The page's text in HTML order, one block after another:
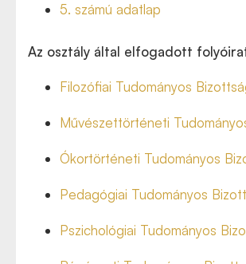
5. számú adatlap
Az osztály által elfogadott
Filozófiai Tudományos
Művészettörténeti
Ókortörténeti Tudományos
Pedagógiai Tudományos
Pszichológiai Tudományos